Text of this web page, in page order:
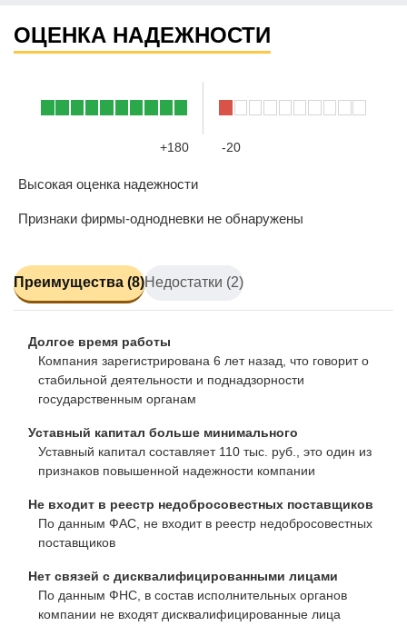
ОЦЕНКА НАДЕЖНОСТИ
+180 -20
Высокая оценка надежности
Признаки фирмы-однодневки не обнаружены
Преимущества (8)Недостатки (2)
Долгое время работы
Компания зарегистрирована 6 лет назад, что говорит о
стабильной деятельности и поднадзорности
государственным органам
Уставный капитал больше минимального
Уставный капитал составляет 110 тыс. руб., это один из
признаков повышенной надежности компании
Не входит в реестр недобросовестных поставщиков
По данным ФАС, не входит в реестр недобросовестных
поставщиков
Нет связей с дисквалифицированными лицами
По данным ФНС, в состав исполнительных органов
компании не входят дисквалифицированные лица